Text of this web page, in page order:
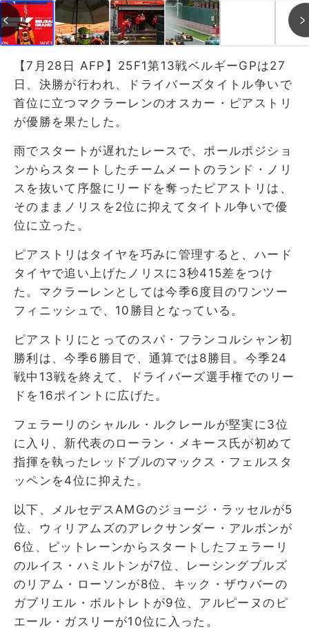
【7月28日 AFP】25F1第13戦ベルギーGPは27
日、決勝が行われ、ドライバーズタイトル争いで
首位に立つマクラーレンのオスカー・ピアストリ
が優勝を果たした。
雨でスタートが遅れたレースで、ポールポジショ
ンからスタートしたチームメートのランド・ノリ
スを抜いて序盤にリードを奪ったピアストリは、
そのままノリスを2位に抑えてタイトル争いで優
位に立った。
ピアストリはタイヤを巧みに管理すると、ハード
タイヤで追い上げたノリスに3秒415差をつけ
た。マクラーレンとしては今季6度目のワンツー
フィニッシュで、10勝目となっている。
ピアストリにとってのスパ・フランコルシャン初
勝利は、今季6勝目で、通算では8勝目。今季24
戦中13戦を終えて、ドライバーズ選手権でのリー
ドを16ポイントに広げた。
フェラーリのシャルル・ルクレールが堅実に3位
に入り、新代表のローラン・メキース氏が初めて
指揮を執ったレッドブルのマックス・フェルスタ
ッペンを4位に抑えた。
以下、メルセデスAMGのジョージ・ラッセルが5
位、ウィリアムズのアレクサンダー・アルボンが
6位、ピットレーンからスタートしたフェラーリ
のルイス・ハミルトンが7位、レーシングブルズ
のリアム・ローソンが8位、キック・ザウバーの
ガブリエル・ボルトレトが9位、アルピーヌのピ
エール・ガスリーが10位に入った。